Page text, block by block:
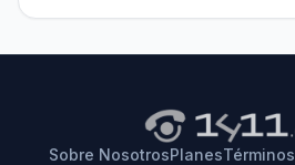
Sobre NosotrosPlanesTérminos